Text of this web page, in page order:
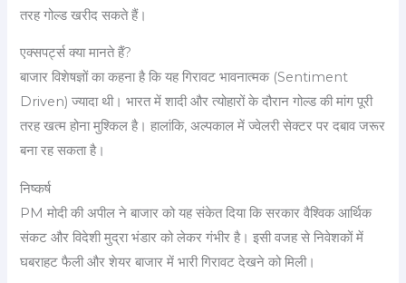
तरह गोल्ड खरीद सकते हैं।
एक्सपर्ट्स क्या मानते हैं?
बाजार विशेषज्ञों का कहना है कि यह गिरावट भावनात्मक (Sentiment
Driven) ज्यादा थी। भारत में शादी और त्योहारों के दौरान गोल्ड की मांग पूरी
तरह खत्म होना मुश्किल है। हालांकि, अल्पकाल में ज्वेलरी सेक्टर पर दबाव जरूर
बना रह सकता है।
निष्कर्ष
PM मोदी की अपील ने बाजार को यह संकेत दिया कि सरकार वैश्विक आर्थिक
संकट और विदेशी मुद्रा भंडार को लेकर गंभीर है। इसी वजह से निवेशकों में
घबराहट फैली और शेयर बाजार में भारी गिरावट देखने को मिली।